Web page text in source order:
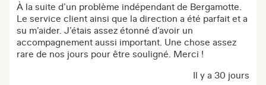
À la suite d’un problème indépendant de Bergamotte.
Le service client ainsi que la direction a été parfait et a
su m’aider. J’étais assez étonné d’avoir un
accompagnement aussi important. Une chose assez
rare de nos jours pour être souligné. Merci !
Il y a 30 jours